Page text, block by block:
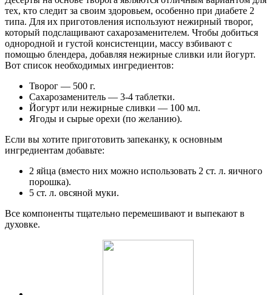
тех, кто следит за своим здоровьем, особенно при диабете 2
типа. Для их приготовления используют нежирный творог,
который подслащивают сахарозаменителем. Чтобы добиться
однородной и густой консистенции, массу взбивают с
помощью блендера, добавляя нежирные сливки или йогурт.
Вот список необходимых ингредиентов:
Творог — 500 г.
Сахарозаменитель — 3-4 таблетки.
Йогурт или нежирные сливки — 100 мл.
Ягоды и сырые орехи (по желанию).
Если вы хотите приготовить запеканку, к основным
ингредиентам добавьте:
2 яйца (вместо них можно использовать 2 ст. л. яичного
порошка).
5 ст. л. овсяной муки.
Все компоненты тщательно перемешивают и выпекают в
духовке.